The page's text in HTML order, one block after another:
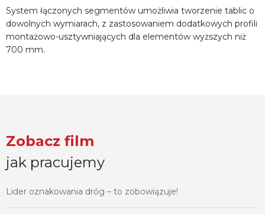
System łączonych segmentów umożliwia tworzenie tablic o
dowolnych wymiarach, z zastosowaniem dodatkowych profili
montażowo-usztywniających dla elementów wyższych niż
700 mm.
Zobacz film
jak pracujemy
Lider oznakowania dróg – to zobowiązuje!